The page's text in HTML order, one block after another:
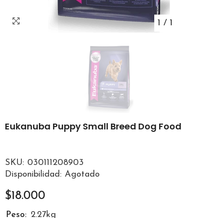
1 / 1
Eukanuba Puppy Small Breed Dog Food
SKU: 030111208903
Disponibilidad: Agotado
$18.000
Peso: 2.27kg